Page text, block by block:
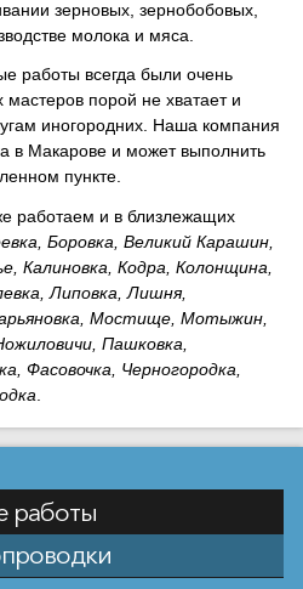
работы
зерновых, зернобобовых,
молока и мяса.
работы всегда были очень
порой не хватает и
иногородних. Наша компания
в Макарове и может выполнить
пункте.
работаем и в близлежащих
Боровка, Великий Карашин,
Калиновка, Кодра, Колонщина,
Липовка, Лишня,
Мостище, Мотыжин,
Пашковка,
Фасовочка, Черногородка,